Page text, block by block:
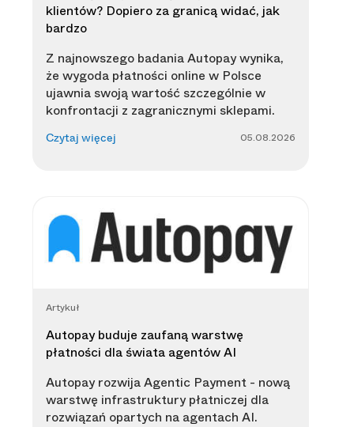
klientów? Dopiero za granicą widać, jak
bardzo
Z najnowszego badania Autopay wynika,
że wygoda płatności online w Polsce
ujawnia swoją wartość szczególnie w
konfrontacji z zagranicznymi sklepami.
Czytaj więcej 05.08.2026
Artykuł
Autopay buduje zaufaną warstwę
płatności dla świata agentów AI
Autopay rozwija Agentic Payment - nową
warstwę infrastruktury płatniczej dla
rozwiązań opartych na agentach AI.